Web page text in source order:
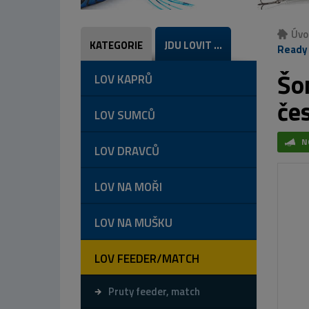
KATEGORIE JDU LOVIT ...
LOV KAPRŮ
LOV SUMCŮ
LOV DRAVCŮ
LOV NA MOŘI
LOV NA MUŠKU
LOV FEEDER/MATCH
Pruty feeder, match